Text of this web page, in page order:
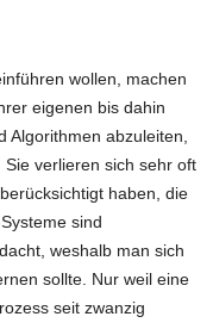
wollen, machen
eigenen bis dahin
Algorithmen abzuleiten,
verlieren sich sehr oft
haben, die
sind
weshalb man sich
sollte. Nur weil eine
seit zwanzig